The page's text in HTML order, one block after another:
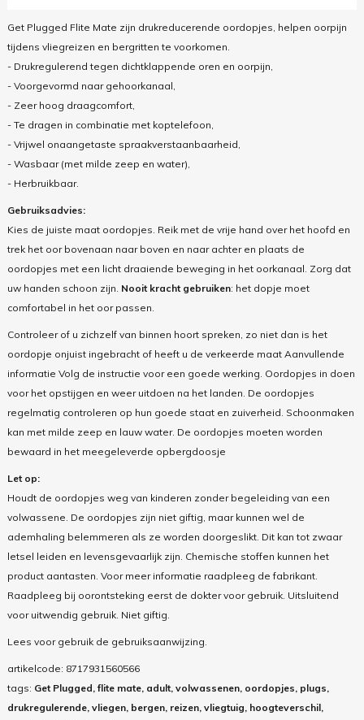
Get Plugged Flite Mate zijn drukreducerende oordopjes, helpen oorpijn
tijdens vliegreizen en bergritten te voorkomen.
- Drukregulerend tegen dichtklappende oren en oorpijn,
- Voorgevormd naar gehoorkanaal,
- Zeer hoog draagcomfort,
- Te dragen in combinatie met koptelefoon,
- Vrijwel onaangetaste spraakverstaanbaarheid,
- Wasbaar (met milde zeep en water),
- Herbruikbaar.
Gebruiksadvies:
Kies de juiste maat oordopjes. Reik met de vrije hand over het hoofd en
trek het oor bovenaan naar boven en naar achter en plaats de
oordopjes met een licht draaiende beweging in het oorkanaal. Zorg dat
uw handen schoon zijn. Nooit kracht gebruiken: het dopje moet
comfortabel in het oor passen.
Controleer of u zichzelf van binnen hoort spreken, zo niet dan is het
oordopje onjuist ingebracht of heeft u de verkeerde maat Aanvullende
informatie Volg de instructie voor een goede werking. Oordopjes in doen
voor het opstijgen en weer uitdoen na het landen. De oordopjes
regelmatig controleren op hun goede staat en zuiverheid. Schoonmaken
kan met milde zeep en lauw water. De oordopjes moeten worden
bewaard in het meegeleverde opbergdoosje
Let op:
Houdt de oordopjes weg van kinderen zonder begeleiding van een
volwassene. De oordopjes zijn niet giftig, maar kunnen wel de
ademhaling belemmeren als ze worden doorgeslikt. Dit kan tot zwaar
letsel leiden en levensgevaarlijk zijn. Chemische stoffen kunnen het
product aantasten. Voor meer informatie raadpleeg de fabrikant.
Raadpleeg bij oorontsteking eerst de dokter voor gebruik. Uitsluitend
voor uitwendig gebruik. Niet giftig.
Lees voor gebruik de gebruiksaanwijzing.
artikelcode: 8717931560566
tags: Get Plugged, flite mate, adult, volwassenen, oordopjes, plugs,
drukregulerende, vliegen, bergen, reizen, vliegtuig, hoogteverschil,